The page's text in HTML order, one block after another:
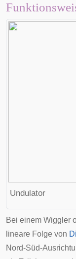
Undulator
Bei einem Wiggler
lineare Folge von
Nord-Süd-